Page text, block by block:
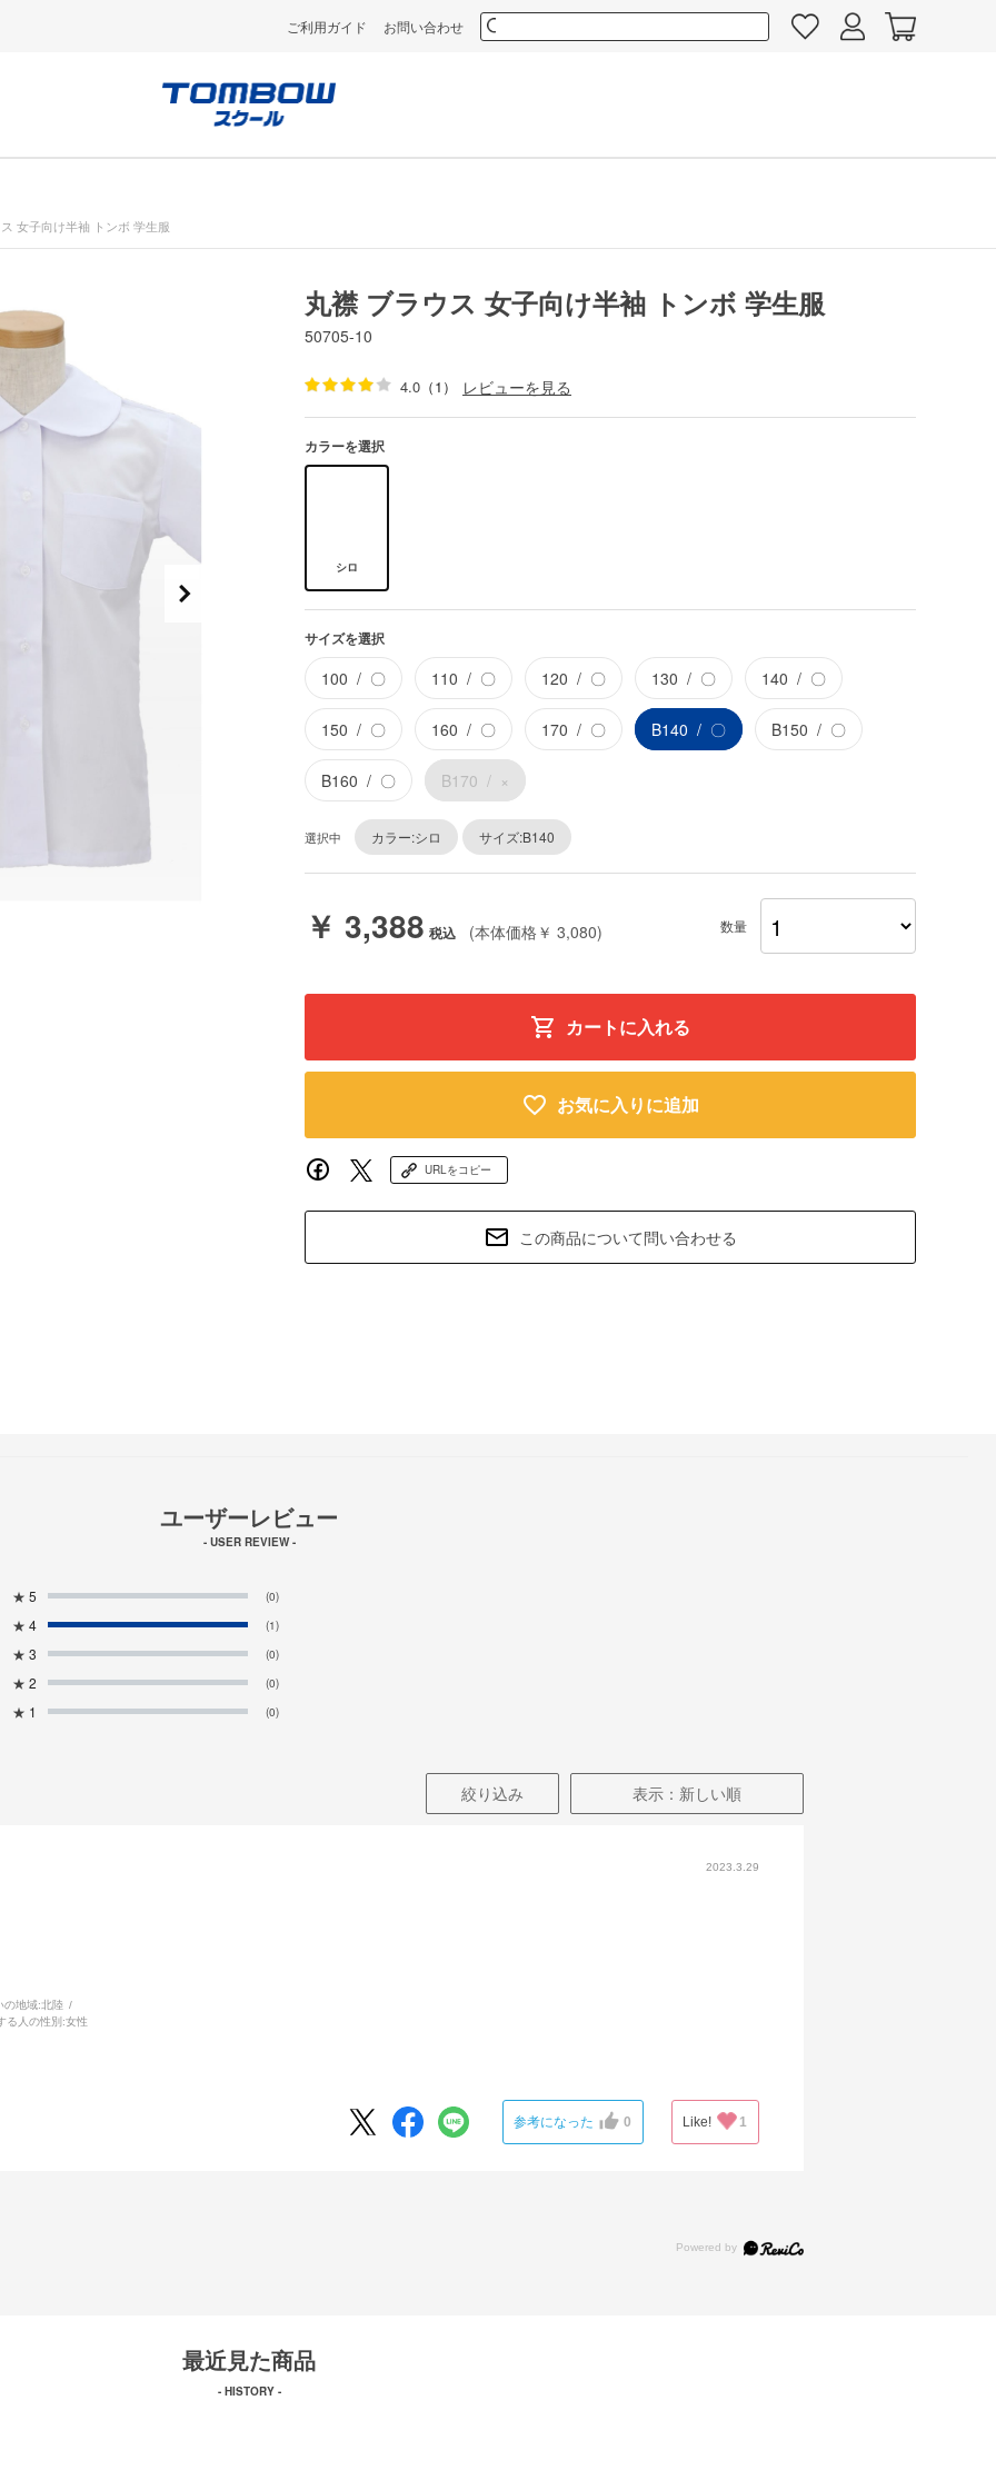
ご利用ガイド お問い合わせ
女子向け半袖 トンボ 学生服
丸襟 ブラウス 女子向け半袖 トンボ 学生服
50705-10
4.0 （1） レビューを見る
カラーを選択
シロ
サイズを選択
100 〇 110 〇 120 〇 130 〇 140 〇
150 〇 160 〇 170 〇 B140 〇 B150 〇
B160 〇 B170 ×
選択中 カラー:シロ サイズ:B140
￥ 3,388 (本体価格￥ 3,080) 数量
カートに入れる
お気に入りに追加
URLをコピー
この商品について問い合わせる
ユーザーレビュー
- USER REVIEW -
★ 5 (0)
★ 4 (1)
★ 3 (0)
★ 2 (0)
★ 1 (0)
絞り込み 表示：新しい順
2023.3.29
の地域:北陸
る人の性別:女性
参考になった 0 Like! 1
最近見た商品
- HISTORY -